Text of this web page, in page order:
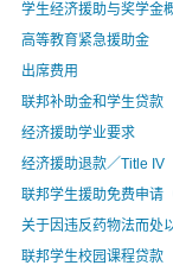
学生经济援助与奖学金
高等教育紧急援助金
出席费用
联邦补助金和学生贷款
经济援助学业要求
经济援助退款／Title IV
联邦学生援助免费申请
关于因违反药物法而处
联邦学生校园课程贷款